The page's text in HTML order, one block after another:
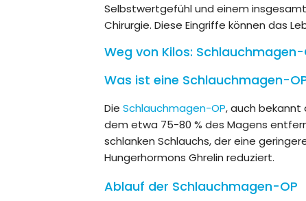
Selbstwertgefühl und einem
Chirurgie. Diese Eingriffe können das
Weg von Kilos:
Was ist eine Schlauchmagen-
Die Schlauchmagen-OP, auch bekannt
dem etwa 75-80 % des Magens
schlanken Schlauchs, der eine
Hungerhormons Ghrelin reduziert.
Ablauf der Schlauchmagen-OP